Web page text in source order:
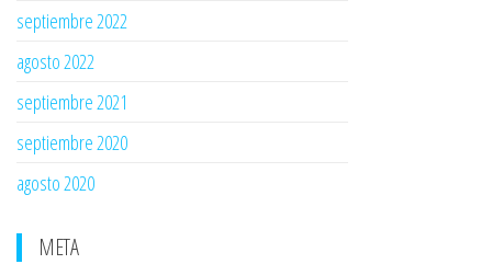
septiembre 2022
agosto 2022
septiembre 2021
septiembre 2020
agosto 2020
META